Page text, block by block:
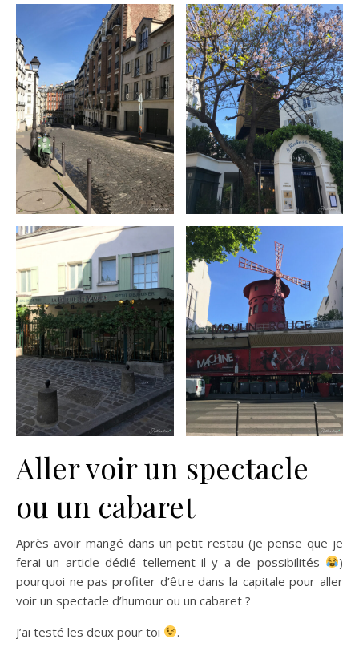
Aller voir un spectacle
ou un cabaret
Après avoir mangé dans un petit restau (je pense que je
ferai un article dédié tellement il y a de possibilités
)
pourquoi ne pas profiter d’être dans la capitale pour aller
voir un spectacle d’humour ou un cabaret ?
J’ai testé les deux pour toi
.